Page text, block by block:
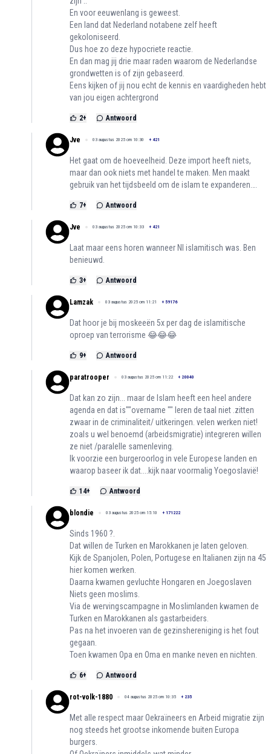
En voor eeuwenlang is geweest.
Een land dat Nederland notabene zelf heeft
gekoloniseerd.
Dus hoe zo deze hypocriete reactie.
En dan mag jij drie maar raden waarom de Nederlandse
grondwetten is of zijn gebaseerd.
Eens kijken of jij nou echt de kennis en vaardigheden hebt
van jou eigen achtergrond
2+ Antwoord
Jve 03 augustus 2025 om 10:30 + 421
Het gaat om de hoeveelheid. Deze import heeft niets,
maar dan ook niets met handel te maken. Men maakt
gebruik van het tijdsbeeld om de islam te expanderen….
7+ Antwoord
Jve 03 augustus 2025 om 10:33 + 421
Laat maar eens horen wanneer Nl islamitisch was. Ben
benieuwd.
3+ Antwoord
Lamzak 03 augustus 2025 om 11:21 + 59176
Dat hoor je bij moskeeën 5x per dag de islamitische
oproep van terrorisme 😂😂😂
9+ Antwoord
paratrooper 03 augustus 2025 om 11:22 + 20040
Dat kan zo zijn... maar de Islam heeft een heel andere
agenda en dat is""overname "" leren de taal niet .zitten
zwaar in de criminaliteit/ uitkeringen. velen werken niet!
zoals u wel benoemd (arbeidsmigratie) integreren willen
ze niet /paralelle samenleving.
Ik voorzie een burgeroorlog in vele Europese landen en
waarop baseer ik dat....kijk naar voormalig Yoegoslavië!
14+ Antwoord
blondie 03 augustus 2025 om 15:10 + 171222
Sinds 1960 ?.
Dat willen de Turken en Marokkanen je laten geloven.
Kijk de Spanjolen, Polen, Portugese en Italianen zijn na 45
hier komen werken.
Daarna kwamen gevluchte Hongaren en Joegoslaven
Niets geen moslims.
Via de wervingscampagne in Moslimlanden kwamen de
Turken en Marokkanen als gastarbeiders.
Pas na het invoeren van de gezinshereniging is het fout
gegaan.
Toen kwamen Opa en Oma en manke neven en nichten.
6+ Antwoord
rot-volk-1880 04 augustus 2025 om 10:35 + 235
Met alle respect maar Oekraïneers en Arbeid migratie zijn
nog steeds het grootse inkomende buiten Europa
burgers.